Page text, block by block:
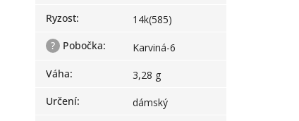
Ryzost:
14k(585)
?
Pobočka:
Karviná-6
Váha:
3,28 g
Určení:
dámský